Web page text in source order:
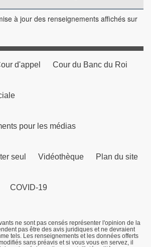
à jour des renseignements affichés sur
d'appel Cour du Banc du Roi
pour les médias
seul Vidéothèque Plan du site
COVID-19
ne sont pas censés représenter l'opinion de la
pas être des avis juridiques et ne devraient
tels. Les renseignements et les données offerts
sans préavis et si vous vous en servez, il